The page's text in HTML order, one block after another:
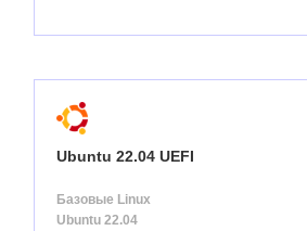
Ubuntu 22.04 UEFI
Базовые Linux
Ubuntu 22.04